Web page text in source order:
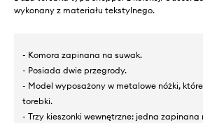
wykonany z materiału tekstylnego.
- Komora zapinana na suwak.
- Posiada dwie przegrody.
- Model wyposażony w metalowe nóżki,
torebki.
- Trzy kieszonki wewnętrzne: jedna zapinana